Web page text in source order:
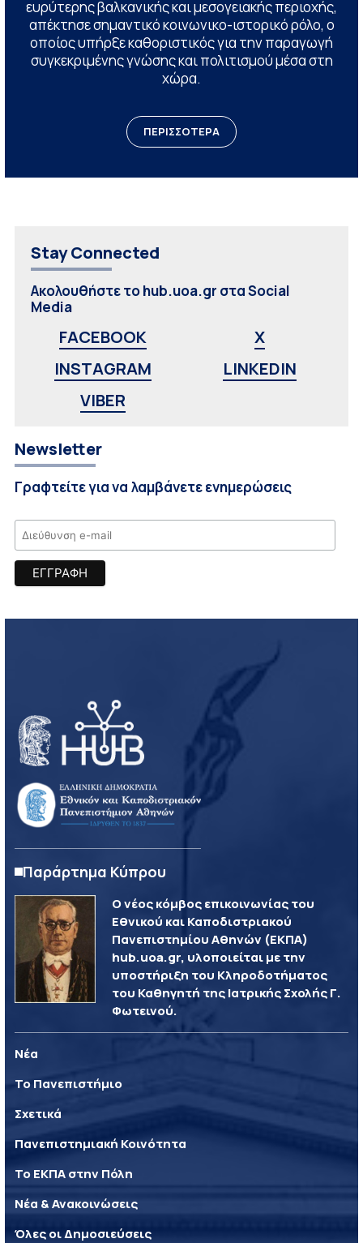
ευρύτερης βαλκανικής και μεσογειακής περιοχής,
απέκτησε σημαντικό κοινωνικο-ιστορικό ρόλο, ο
οποίος υπήρξε καθοριστικός για την παραγωγή
συγκεκριμένης γνώσης και πολιτισμού μέσα στη
χώρα.
ΠΕΡΙΣΣΟΤΕΡΑ
Stay Connected
Ακολουθήστε το hub.uoa.gr στα Social
Media
FACEBOOK
X
INSTAGRAM
LINKEDIN
VIBER
Newsletter
Γραφτείτε για να λαμβάνετε ενημερώσεις
Παράρτημα Κύπρου
Ο νέος κόμβος επικοινωνίας του
Εθνικού και Καποδιστριακού
Πανεπιστημίου Αθηνών (ΕΚΠΑ)
hub.uoa.gr, υλοποιείται με την
υποστήριξη του Κληροδοτήματος
του Καθηγητή της Ιατρικής Σχολής Γ.
Φωτεινού.
Νέα
Το Πανεπιστήμιο
Σχετικά
Πανεπιστημιακή Κοινότητα
Το ΕΚΠΑ στην Πόλη
Νέα & Ανακοινώσεις
Όλες οι Δημοσιεύσεις